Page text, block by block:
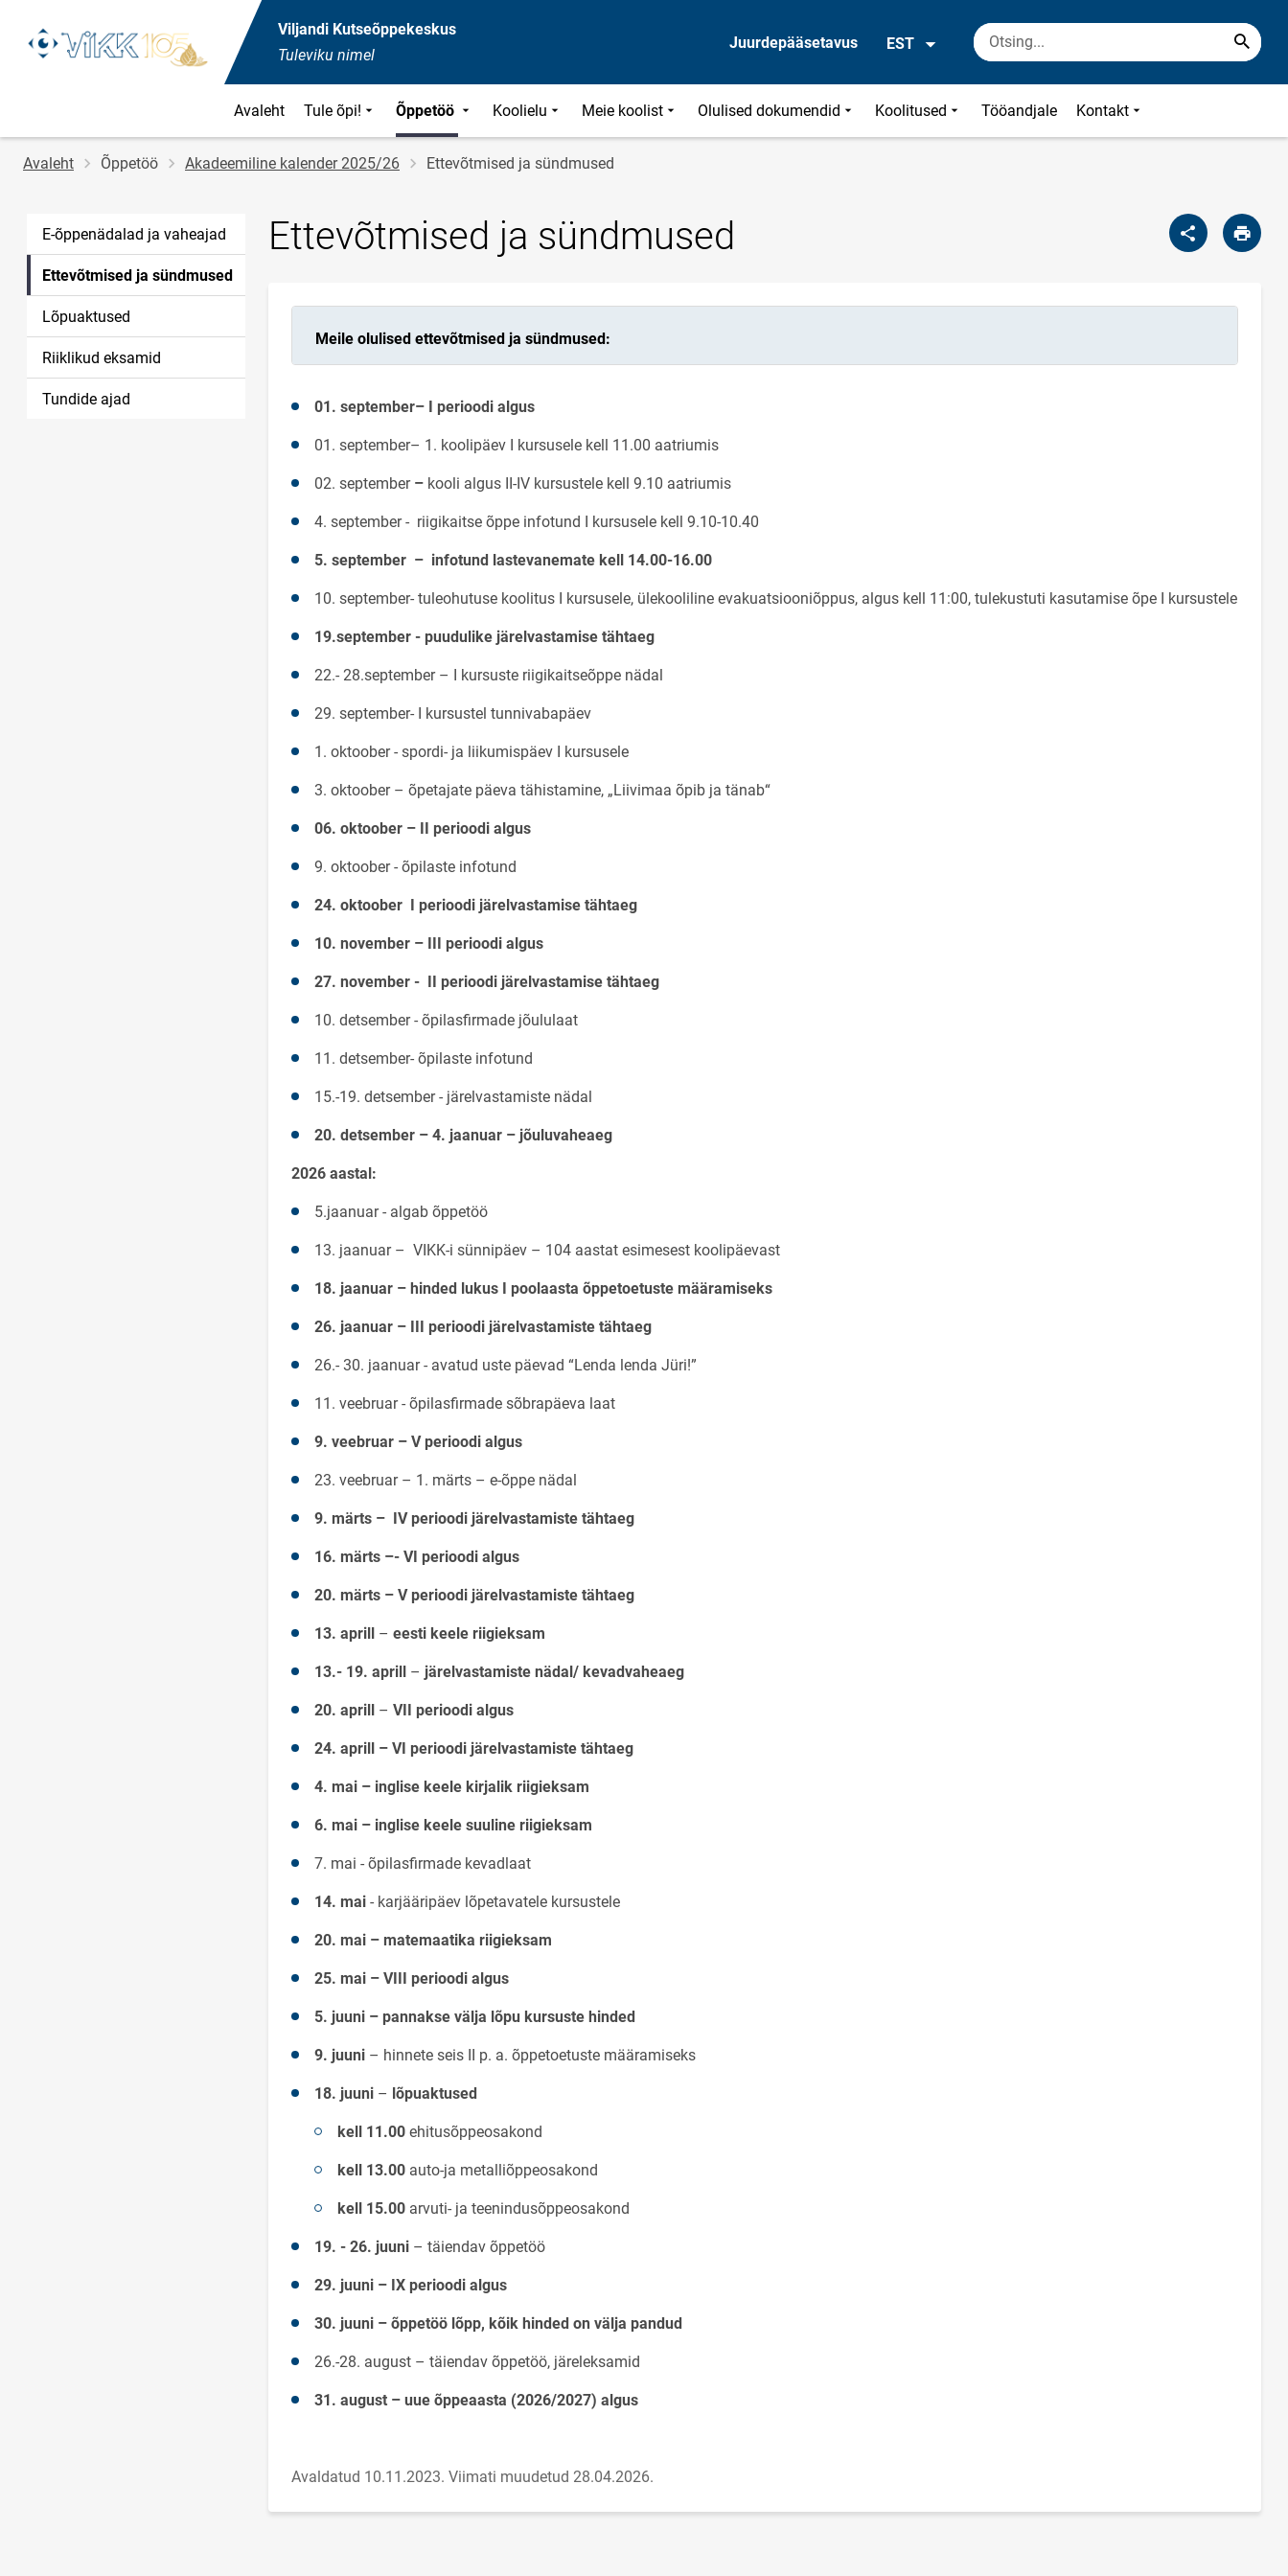
Viljandi Kutseõppekeskus
Tuleviku nimel
Juurdepääsetavus EST
Avaleht Tule õpi! Õppetöö Koolielu Meie koolist Olulised dokumendid Koolitused Tööandjale Kontakt
Jälglink
Avaleht Õppetöö Akadeemiline kalender 2025/26 Ettevõtmised ja sündmused
E-õppenädalad ja vaheajad
Ettevõtmised ja sündmused
Lõpuaktused
Riiklikud eksamid
Tundide ajad
Ettevõtmised ja sündmused
Meile olulised ettevõtmised ja sündmused:
01. september– I perioodi algus
01. september– 1. koolipäev I kursusele kell 11.00 aatriumis
02. september – kooli algus II-IV kursustele kell 9.10 aatriumis
4. september - riigikaitse õppe infotund I kursusele kell 9.10-10.40
5. september – infotund lastevanemate kell 14.00-16.00
10. september- tuleohutuse koolitus I kursusele, ülekooliline evakuatsiooniõppus, algus kell 11:00, tulekustuti kasutamise õpe I kursustele
19.september - puudulike järelvastamise tähtaeg
22.- 28.september – I kursuste riigikaitseõppe nädal
29. september- I kursustel tunnivabapäev
1. oktoober - spordi- ja liikumispäev I kursusele
3. oktoober – õpetajate päeva tähistamine, „Liivimaa õpib ja tänab“
06. oktoober – II perioodi algus
9. oktoober - õpilaste infotund
24. oktoober I perioodi järelvastamise tähtaeg
10. november – III perioodi algus
27. november - II perioodi järelvastamise tähtaeg
10. detsember - õpilasfirmade jõululaat
11. detsember- õpilaste infotund
15.-19. detsember - järelvastamiste nädal
20. detsember – 4. jaanuar – jõuluvaheaeg
2026 aastal:
5.jaanuar - algab õppetöö
13. jaanuar – VIKK-i sünnipäev – 104 aastat esimesest koolipäevast
18. jaanuar – hinded lukus I poolaasta õppetoetuste määramiseks
26. jaanuar – III perioodi järelvastamiste tähtaeg
26.- 30. jaanuar - avatud uste päevad “Lenda lenda Jüri!”
11. veebruar - õpilasfirmade sõbrapäeva laat
9. veebruar – V perioodi algus
23. veebruar – 1. märts – e-õppe nädal
9. märts – IV perioodi järelvastamiste tähtaeg
16. märts –- VI perioodi algus
20. märts – V perioodi järelvastamiste tähtaeg
13. aprill – eesti keele riigieksam
13.- 19. aprill – järelvastamiste nädal/ kevadvaheaeg
20. aprill – VII perioodi algus
24. aprill – VI perioodi järelvastamiste tähtaeg
4. mai – inglise keele kirjalik riigieksam
6. mai – inglise keele suuline riigieksam
7. mai - õpilasfirmade kevadlaat
14. mai - karjääripäev lõpetavatele kursustele
20. mai – matemaatika riigieksam
25. mai – VIII perioodi algus
5. juuni – pannakse välja lõpu kursuste hinded
9. juuni – hinnete seis II p. a. õppetoetuste määramiseks
18. juuni – lõpuaktused
kell 11.00 ehitusõppeosakond
kell 13.00 auto-ja metalliõppeosakond
kell 15.00 arvuti- ja teenindusõppeosakond
19. - 26. juuni – täiendav õppetöö
29. juuni – IX perioodi algus
30. juuni – õppetöö lõpp, kõik hinded on välja pandud
26.-28. august – täiendav õppetöö, järeleksamid
31. august – uue õppeaasta (2026/2027) algus
Avaldatud 10.11.2023. Viimati muudetud 28.04.2026.